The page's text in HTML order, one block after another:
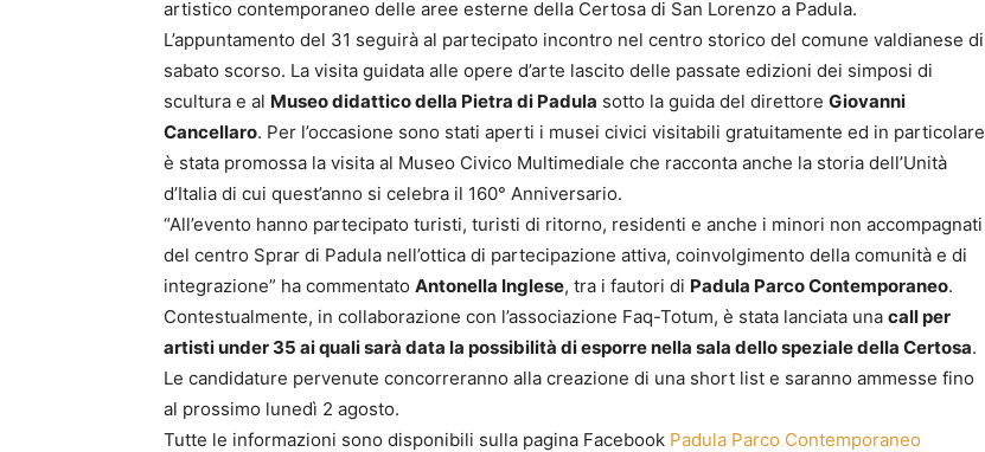
artistico contemporaneo delle aree esterne della Certosa di San Lorenzo a Padula.
L’appuntamento del 31 seguirà al partecipato incontro nel centro storico del comune valdianese di
sabato scorso. La visita guidata alle opere d’arte lascito delle passate edizioni dei simposi di
scultura e al Museo didattico della Pietra di Padula sotto la guida del direttore Giovanni
Cancellaro. Per l’occasione sono stati aperti i musei civici visitabili gratuitamente ed in particolare
è stata promossa la visita al Museo Civico Multimediale che racconta anche la storia dell’Unità
d’Italia di cui quest’anno si celebra il 160° Anniversario.
“All’evento hanno partecipato turisti, turisti di ritorno, residenti e anche i minori non accompagnati
del centro Sprar di Padula nell’ottica di partecipazione attiva, coinvolgimento della comunità e di
integrazione” ha commentato Antonella Inglese, tra i fautori di Padula Parco Contemporaneo.
Contestualmente, in collaborazione con l’associazione Faq-Totum, è stata lanciata una call per
artisti under 35 ai quali sarà data la possibilità di esporre nella sala dello speziale della Certosa.
Le candidature pervenute concorreranno alla creazione di una short list e saranno ammesse fino
al prossimo lunedì 2 agosto.
Tutte le informazioni sono disponibili sulla pagina Facebook Padula Parco Contemporaneo